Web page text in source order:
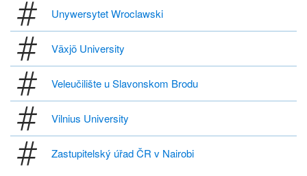
Unywersytet Wroclawski
Växjö University
Veleučilište u Slavonskom Brodu
Vilnius University
Zastupitelský úřad ČR v Nairobi